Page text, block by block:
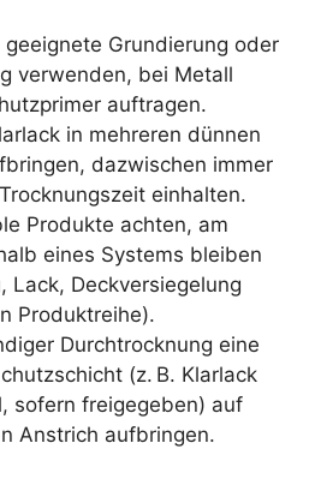
geeignete Grundierung oder
verwenden, bei Metall
auftragen.
in mehreren dünnen
dazwischen immer
einhalten.
Produkte achten, am
eines Systems bleiben
Lack, Deckversiegelung
Produktreihe).
Durchtrocknung eine
(z. B. Klarlack
sofern freigegeben) auf
Anstrich aufbringen.